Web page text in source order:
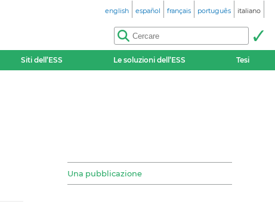
english español français português italiano
Siti dell’ESS Le soluzioni dell’ESS Tesi
Una pubblicazione